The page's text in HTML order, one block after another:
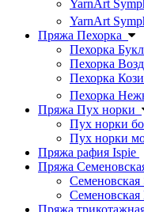
YarnArt
YarnArt
Пряжа Пехорка
Пехорка
Пехорка
Пехорка
Пехорка
Пряжа Пух норки
Пух норки
Пух норки
Пряжа рафия Ispie
Пряжа
Семеновская